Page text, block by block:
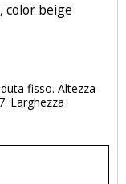
color beige
fisso. Altezza
Larghezza